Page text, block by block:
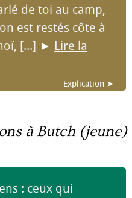
de toi au camp,
est restés côte à
[...] ► Lire la
Explication ➤
à Butch (jeune)
: ceux qui